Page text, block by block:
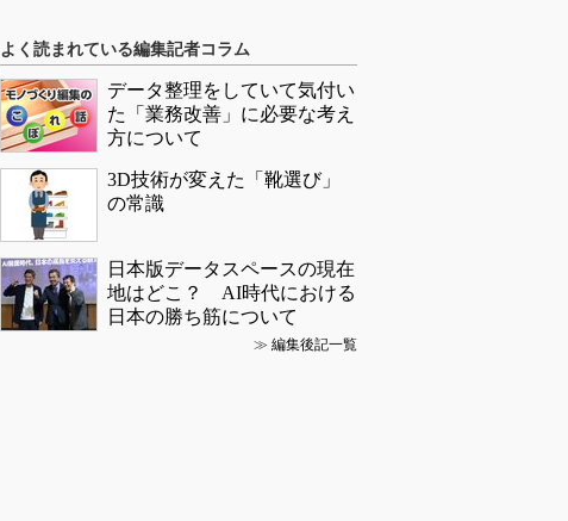
よく読まれている編集記者コラム
データ整理をしていて気付い
た「業務改善」に必要な考え
方について
3D技術が変えた「靴選び」
の常識
日本版データスペースの現在
地はどこ？ AI時代における
日本の勝ち筋について
≫ 編集後記一覧